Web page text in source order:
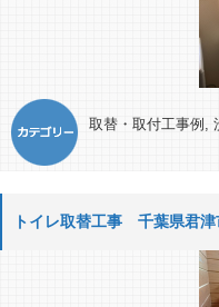
取替・取付工事例 ,
トイレ取替工事 千葉県君